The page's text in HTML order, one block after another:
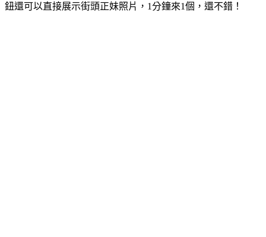
鈕還可以直接展示街頭正妹照片，1分鐘來1個，還不錯！